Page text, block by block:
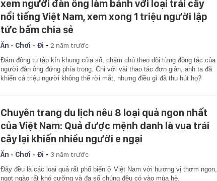
xem người đàn ông làm bánh với loại trái cây
nổi tiếng Việt Nam, xem xong 1 triệu người lập
tức bấm chia sẻ
Ăn - Chơi - Đi - 2 năm trước
Đám đông tụ tập kín khung cửa sổ, chăm chú theo dõi từng động tác của
người đàn ông đứng phía trong. Chỉ với vài thao tác đơn giản, anh ta đã
khiến cả triệu người không thể rời mắt, nhưng điều gì đã thu hút họ?
Chuyên trang du lịch nêu 8 loại quả ngon nhất
của Việt Nam: Quả được mệnh danh là vua trái
cây lại khiến nhiều người e ngại
Ăn - Chơi - Đi - 3 năm trước
Đây đều là các loại quả rất phổ biến ở Việt Nam với hương vị thơm ngon,
ngọt ngào rất khó cưỡng và đa số chúng đều có vào mùa hè.